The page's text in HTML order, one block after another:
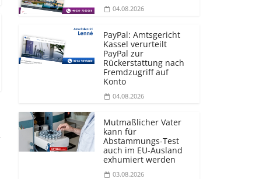
04.08.2026
PayPal: Amtsgericht
Kassel verurteilt
PayPal zur
Rückerstattung nach
Fremdzugriff auf
Konto
04.08.2026
Mutmaßlicher Vater
kann für
Abstammungs-Test
auch im EU-Ausland
exhumiert werden
03.08.2026